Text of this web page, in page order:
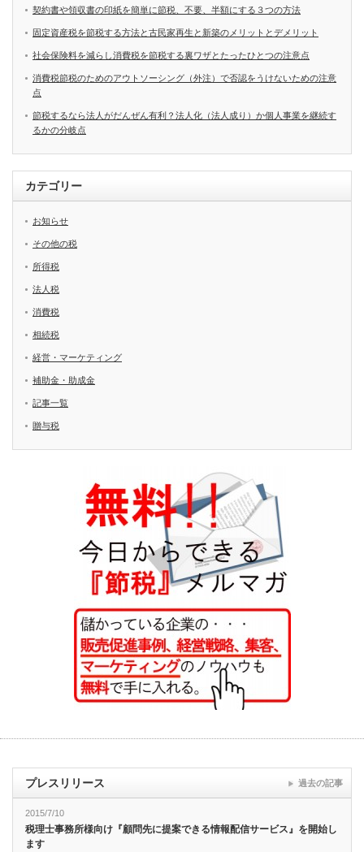
契約書や領収書の印紙を簡単に節税、不要、半額にする３つの方法
固定資産税を節税する方法と古民家再生と新築のメリットとデメリット
社会保険料を減らし消費税を節税する裏ワザとたったひとつの注意点
消費税節税のためのアウトソーシング（外注）で否認をうけないための注意
点
節税するなら法人がだんぜん有利？法人化（法人成り）か個人事業を継続す
るかの分岐点
カテゴリー
お知らせ
その他の税
所得税
法人税
消費税
相続税
経営・マーケティング
補助金・助成金
記事一覧
贈与税
プレスリリース
2015/7/10
税理士事務所様向け『顧問先に提案できる情報配信サービス』を開始し
ます
過去の記事